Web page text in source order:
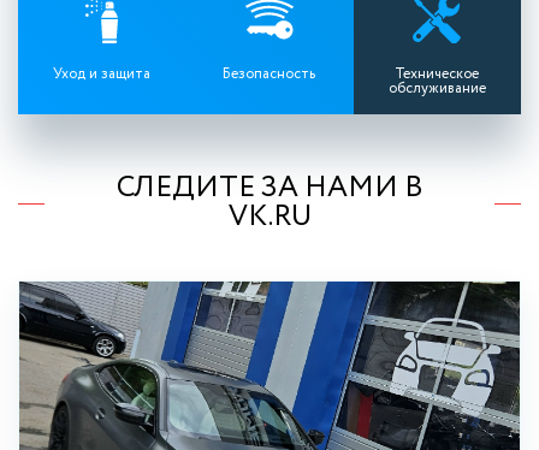
Уход и защита Безопасность Техническое
обслуживание
СЛЕДИТЕ ЗА НАМИ В
VK.RU